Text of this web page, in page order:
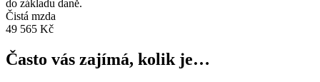
do základu daně.
Čistá mzda
49 565 Kč
Často vás zajímá, kolik je…